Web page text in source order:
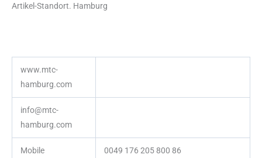
Artikel-Standort. Hamburg
www.mtc-
hamburg.com
info@mtc-
hamburg.com
Mobile 0049 176 205 800 86